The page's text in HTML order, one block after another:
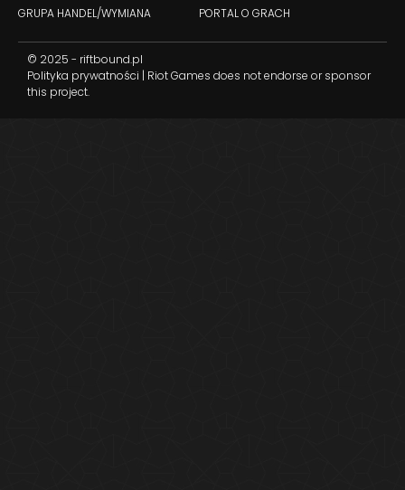
GRUPA HANDEL/WYMIANA
PORTAL O GRACH
© 2025 - riftbound.pl
Polityka prywatności | Riot Games does not endorse or sponsor
this project.